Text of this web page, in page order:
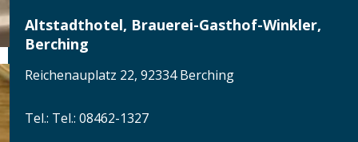
Altstadthotel, Brauerei-Gasthof-Winkler,
Berching
Reichenauplatz 22, 92334 Berching
Tel.: Tel.: 08462-1327